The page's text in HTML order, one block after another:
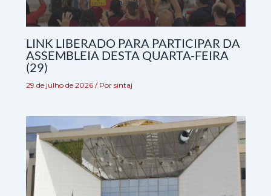
LINK LIBERADO PARA PARTICIPAR DA
ASSEMBLEIA DESTA QUARTA-FEIRA
(29)
29 de julho de 2026 / Por sintaj